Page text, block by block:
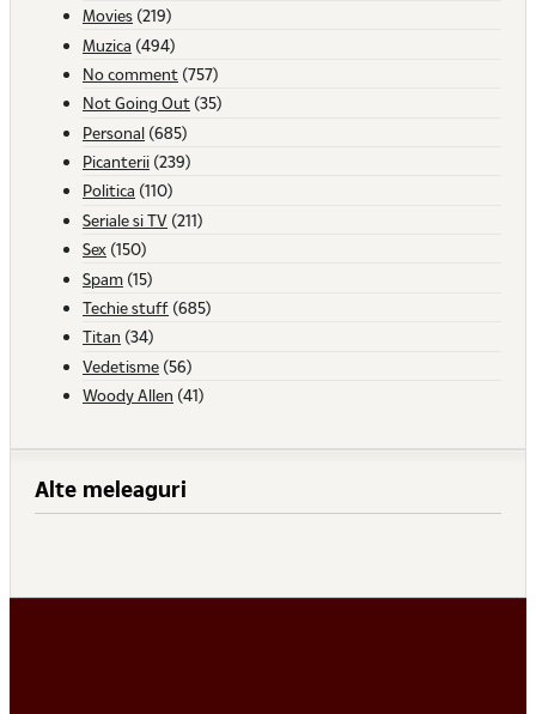
Movies (219)
Muzica (494)
No comment (757)
Not Going Out (35)
Personal (685)
Picanterii (239)
Politica (110)
Seriale si TV (211)
Sex (150)
Spam (15)
Techie stuff (685)
Titan (34)
Vedetisme (56)
Woody Allen (41)
Alte meleaguri